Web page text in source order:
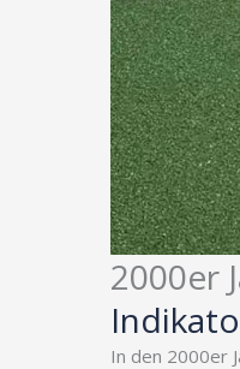
2000er
In den 2000er